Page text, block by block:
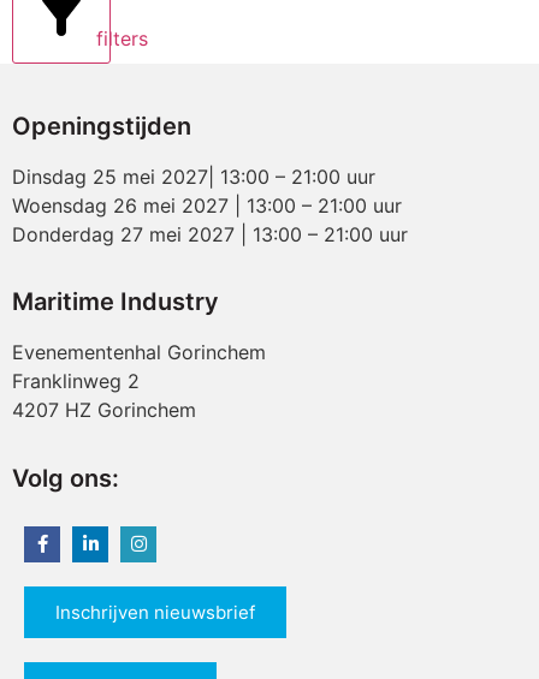
filters
Openingstijden
Dinsdag 25 mei 2027| 13:00 – 21:00 uur
Woensdag 26 mei 2027 | 13:00 – 21:00 uur
Donderdag 27 mei 2027 | 13:00 – 21:00 uur
Maritime Industry
Evenementenhal Gorinchem
Franklinweg 2
4207 HZ Gorinchem
Volg ons:
Inschrijven nieuwsbrief